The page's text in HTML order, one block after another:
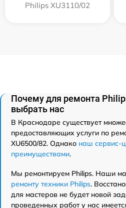
Philips XU3110/02
Почему для ремонта
выбрать нас
В Краснодаре существует
предоставляющих услуги по
XU6500/82. Однако наш сервис-
преимуществами.
Мы ремонтируем Philips. Наши
ремонту техники Philips.
для мастеров не будет новой
проведенных работ у нас